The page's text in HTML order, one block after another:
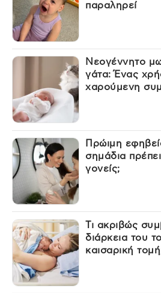
παραληρεί
Νεογέννητο
γάτα: Ένας
χαρούμενη
Πρώιμη
σημάδια
γονείς;
Τι ακριβώς
διάρκεια του
καισαρική